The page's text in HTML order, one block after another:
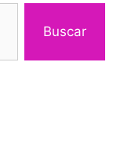
Buscar